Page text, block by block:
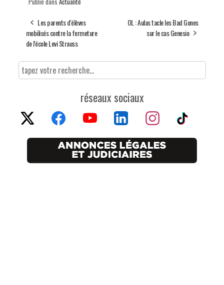
Les parents d'élèves
mobilisés contre la fermeture
de l'école Levi Strauss
OL : Aulas tacle les Bad Gones
sur le cas Genesio
réseaux sociaux